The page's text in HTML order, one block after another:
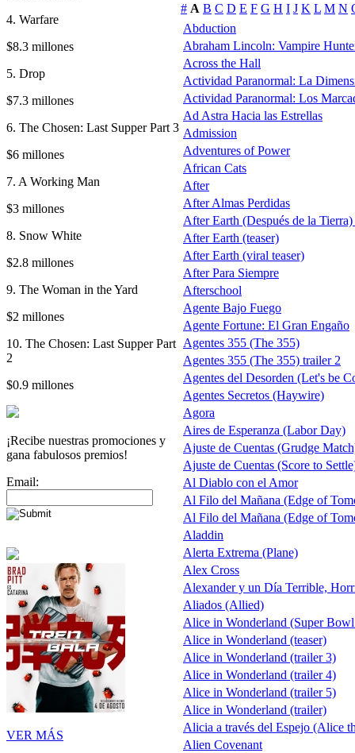
4. Warfare
$8.3 millones
5. Drop
$7.3 millones
6. The Chosen: Last Supper Part 3
$6 millones
7. A Working Man
$3 millones
8. Snow White
$2.8 millones
9. The Woman in the Yard
$2 millones
10. The Chosen: Last Supper Part
2
$0.9 millones
¡Recibe nuestras promociones y
gana fabulosos premios!
Email:
VER MÁS
# A B C D E F G H I J K L M N
Abduction
Abraham Lincoln: Vampire
Across the Hall
Actividad Paranormal: La
Actividad Paranormal: Los
Ad Astra Hacia las Estrellas
Admission
Adventures of Power
African Cats
After
After Almas Perdidas
After Earth (Después de la
After Earth (teaser)
After Earth (viral teaser)
After Para Siempre
Afterschool
Agente Bajo Fuego
Agente Fortune: El Gran Engaño
Agentes 355 (The 355)
Agentes 355 (The 355) trailer 2
Agentes del Desorden (Let's be
Agentes Secretos (Haywire)
Agora
Aires de Esperanza (Labor Day)
Ajuste de Cuentas (Grudge
Ajuste de Cuentas (Score to
Al Diablo con el Amor
Al Filo del Mañana (Edge of
Al Filo del Mañana (Edge of
Aladdin
Alerta Extrema (Plane)
Alex Cross
Alexander y un Día Terrible,
Aliados (Allied)
Alice in Wonderland (Super
Alice in Wonderland (teaser)
Alice in Wonderland (trailer 3)
Alice in Wonderland (trailer 4)
Alice in Wonderland (trailer 5)
Alice in Wonderland (trailer)
Alicia a través del Espejo (Alice
Alien Covenant